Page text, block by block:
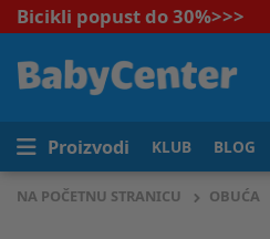
Bicikli popust do 30%>>>
Proizvodi KLUB BLOG
NA POČETNU STRANICU OBUĆA